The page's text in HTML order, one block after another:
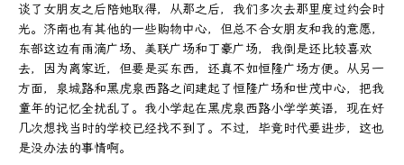
谈了女朋友之后陪她取得，从那之后，我们多次去那里度过约会时
光。济南也有其他的一些购物中心，但总不合女朋友和我的意愿，
东部这边有雨滴广场、美联广场和丁豪广场，我倒是还比较喜欢
去，因为离家近，但要是买东西，还真不如恒隆广场方便。从另一
方面，泉城路和黑虎泉西路之间建起了恒隆广场和世茂中心，把我
童年的记忆全扰乱了。我小学起在黑虎泉西路小学学英语，现在好
几次想找当时的学校已经找不到了。不过，毕竟时代要进步，这也
是没办法的事情啊。